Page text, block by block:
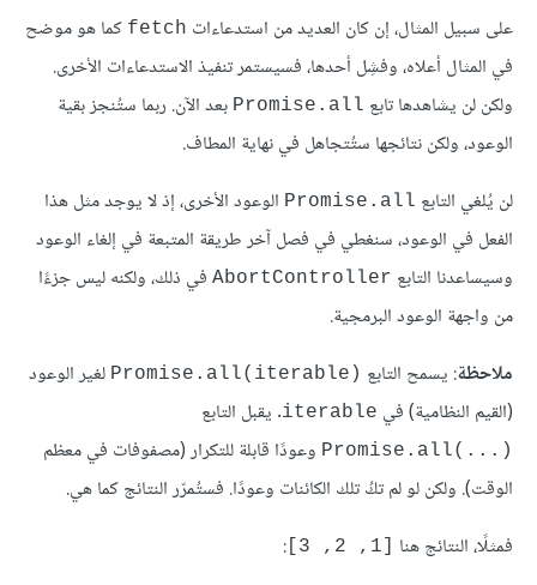
على سبيل المثال، إن كان العديد من استدعاءات fetch كما هو موضح
في المثال أعلاه، وفشِل أحدها، فسيستمر تنفيذ الاستدعاءات الأخرى.
ولكن لن يشاهدها تابع Promise.all بعد الآن. ربما ستُنجز بقية
الوعود، ولكن نتائجها ستُتجاهل في نهاية المطاف.
لن يُلغي التابع Promise.all الوعود الأخرى، إذ لا يوجد مثل هذا
الفعل في الوعود، سنغطي في فصل آخر طريقة المتبعة في إلغاء الوعود
وسيساعدنا التابع AbortController في ذلك، ولكنه ليس جزءًا
من واجهة الوعود البرمجية.
ملاحظة: يسمح التابع Promise.all(iterable)‎ لغير الوعود
(القيم النظامية) في iterable. يقبل التابع
Promise.all(...)‎ وعودًا قابلة للتكرار (مصفوفات في معظم
الوقت). ولكن لو لم تكُ تلك الكائنات وعودًا. فستُمرّر النتائج كما هي.
فمثلًا، النتائج هنا
: